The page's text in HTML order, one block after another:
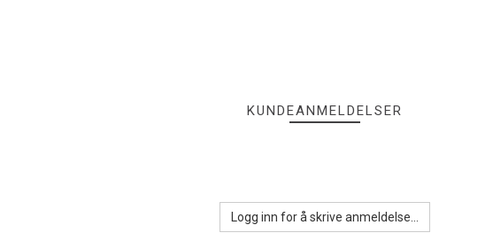
KUNDEANMELDELSER
Logg inn for å skrive anmeldelse...